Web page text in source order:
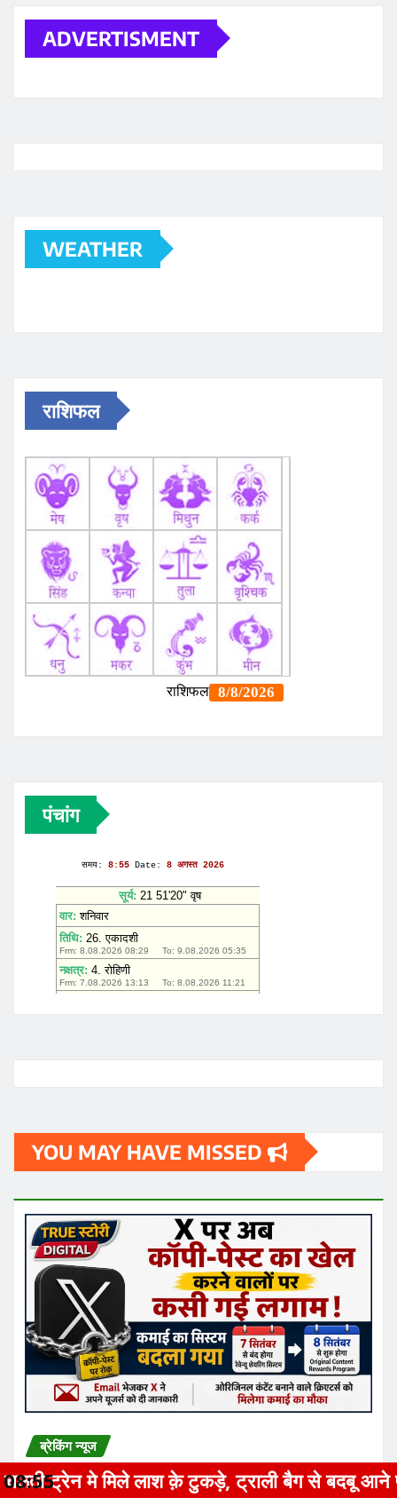
ADVERTISMENT
WEATHER
राशिफल
पंचांग
YOU MAY HAVE MISSED
ब्रेकिंग न्यूज
X पर हुआ बड़ा बदलाव..कॉपी-पेस्ट कंटेंट पर
क़े टुकड़े, ट्राली बैग से बदबू आने पर खुला राज़
08:55